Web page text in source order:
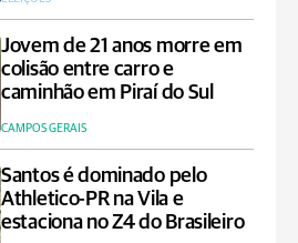
Jovem de 21 anos morre em
colisão entre carro e
caminhão em Piraí do Sul
CAMPOS GERAIS
Santos é dominado pelo
Athletico-PR na Vila e
estaciona no Z4 do Brasileiro